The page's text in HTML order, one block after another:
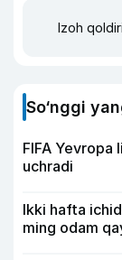
Izoh
So‘nggi
FIFA
uchradi
Ikki hafta
ming odam